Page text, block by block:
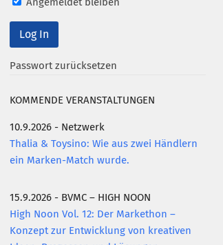
Angemeldet bleiben
Passwort zurücksetzen
KOMMENDE VERANSTALTUNGEN
10.9.2026 - Netzwerk
Thalia & Toysino: Wie aus zwei Händlern
ein Marken-Match wurde.
15.9.2026 - BVMC – HIGH NOON
High Noon Vol. 12: Der Markethon –
Konzept zur Entwicklung von kreativen